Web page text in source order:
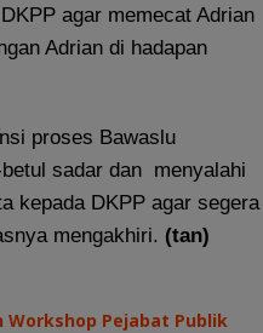
agar memecat Adrian
Adrian di hadapan
proses Bawaslu
sadar dan menyalahi
kepada DKPP agar segera
mengakhiri. (tan)
Workshop Pejabat Publik